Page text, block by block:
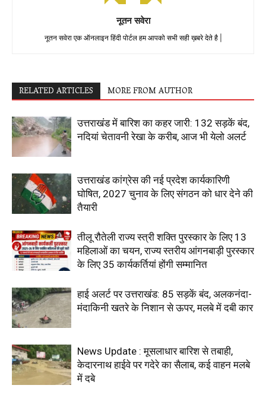
नूतन सवेरा
नूतन सवेरा एक ऑनलाइन हिंदी पोर्टल हम आपको सभी सही ख़बरे देते है |
RELATED ARTICLES MORE FROM AUTHOR
उत्तराखंड में बारिश का कहर जारी: 132 सड़कें बंद,
नदियां चेतावनी रेखा के करीब, आज भी येलो अलर्ट
उत्तराखंड कांग्रेस की नई प्रदेश कार्यकारिणी
घोषित, 2027 चुनाव के लिए संगठन को धार देने की
तैयारी
तीलू रौतेली राज्य स्त्री शक्ति पुरस्कार के लिए 13
महिलाओं का चयन, राज्य स्तरीय आंगनबाड़ी पुरस्कार
के लिए 35 कार्यकर्तियां होंगी सम्मानित
हाई अलर्ट पर उत्तराखंड: 85 सड़कें बंद, अलकनंदा-
मंदाकिनी खतरे के निशान से ऊपर, मलबे में दबी कार
News Update : मूसलाधार बारिश से तबाही,
केदारनाथ हाईवे पर गदेरे का सैलाब, कई वाहन मलबे
में दबे